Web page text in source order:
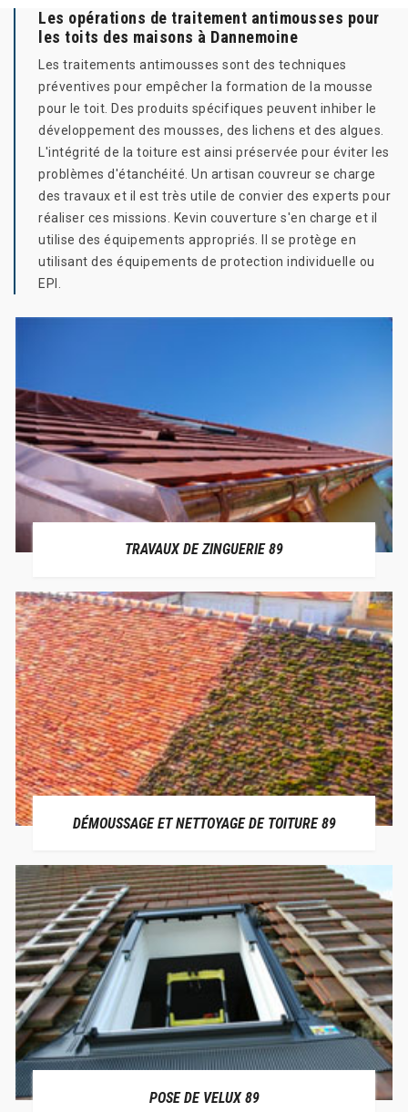
Les opérations de traitement antimousses pour
les toits des maisons à Dannemoine
Les traitements antimousses sont des techniques
préventives pour empêcher la formation de la mousse
pour le toit. Des produits spécifiques peuvent inhiber le
développement des mousses, des lichens et des algues.
L'intégrité de la toiture est ainsi préservée pour éviter les
problèmes d'étanchéité. Un artisan couvreur se charge
des travaux et il est très utile de convier des experts pour
réaliser ces missions. Kevin couverture s'en charge et il
utilise des équipements appropriés. Il se protège en
utilisant des équipements de protection individuelle ou
EPI.
TRAVAUX DE ZINGUERIE 89
DÉMOUSSAGE ET NETTOYAGE DE TOITURE 89
POSE DE VELUX 89